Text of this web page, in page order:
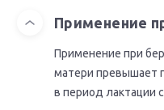
Применение
Применение при
матери превышает
в период лактации